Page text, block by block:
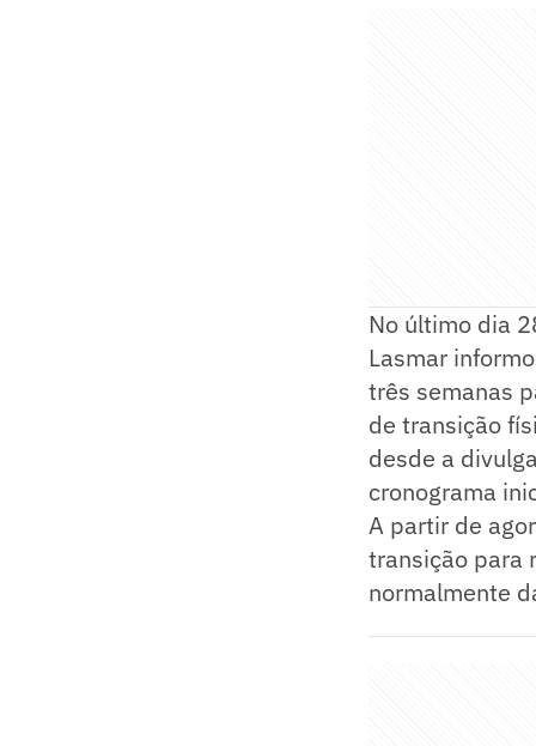
No último dia
Lasmar
três semanas
de transição
desde a
cronograma
A partir de
transição para
normalmente